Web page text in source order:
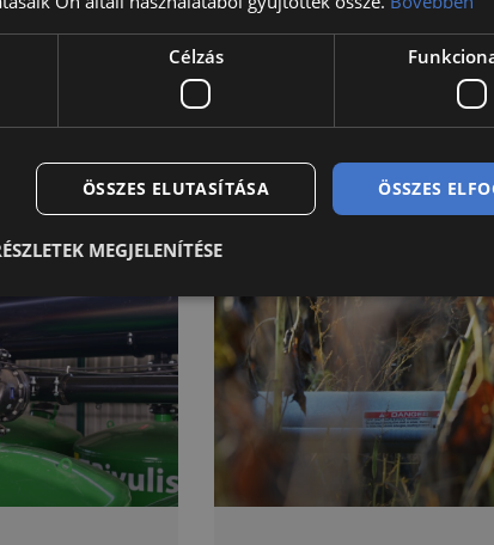
élőmunkát igényel, előnye az önjáró berendezésekkel
Célzás
ÖSSZES
ÖSSZES ELUTASÍTÁSA
MEGJELENÍTÉSE